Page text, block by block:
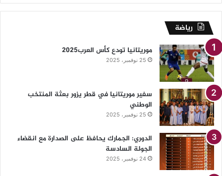
رياضة
موريتانيا تودع كأس العرب2025
25 نوفمبر، 2025
سفير موريتانيا في قطر يزور بعثة المنتخب
الوطني
25 نوفمبر، 2025
الدوري: الجمارك يحافظ على الصدارة مع انقضاء
الجولة السادسة
24 نوفمبر، 2025